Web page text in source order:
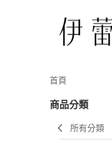
首頁
商品分類
所有分類